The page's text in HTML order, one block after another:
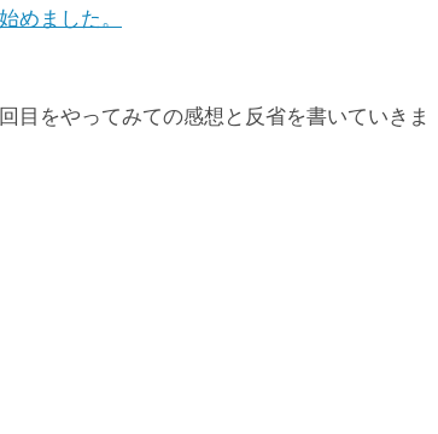
めました。
目をやってみての感想と反省を書いていきま